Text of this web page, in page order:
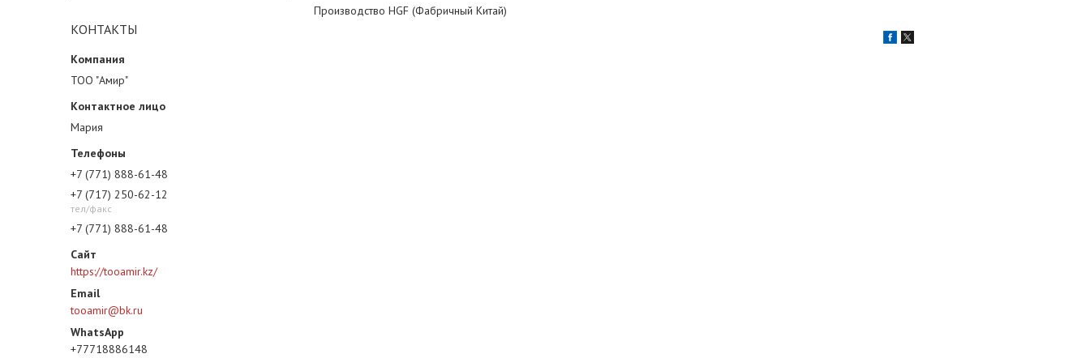
КОНТАКТЫ
ТОО "Амир"
Мария
+7 (771) 888-61-48
+7 (717) 250-62-12
тел/факс
+7 (771) 888-61-48
https://tooamir.kz/
tooamir@bk.ru
+77718886148
Производство HGF (Фабричный Китай)